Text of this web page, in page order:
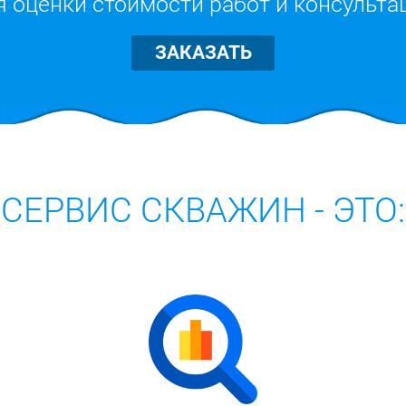
ЗАКАЗАТЬ
СЕРВИС СКВАЖИН - ЭТО: